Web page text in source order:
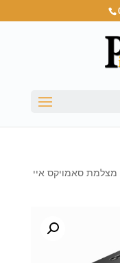
סאמויקס איי